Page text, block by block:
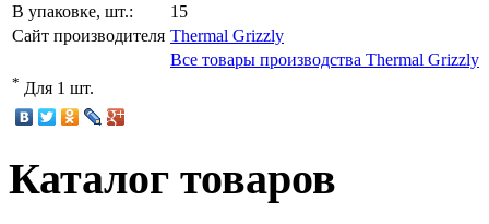
В упаковке, шт.:
15
Сайт производителя Thermal Grizzly
Все товары производства Thermal Grizzly
* Для 1 шт.
Каталог товаров